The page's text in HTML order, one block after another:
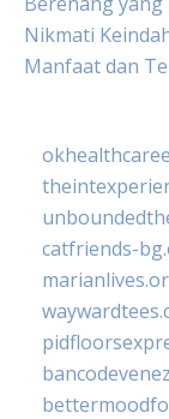
Nikmati
Manfaat dan
catfriends-